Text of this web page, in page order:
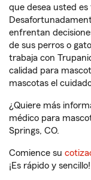
que desea usted
enfrentan
de sus perros o
trabaja con
calidad para
mascotas el
¿Quiere más
médico para
Springs, CO.
Comience su
¡Es rápido y sencillo!